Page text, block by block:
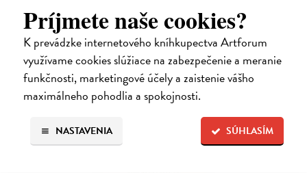
Príjmete naše cookies?
K prevádzke internetového kníhkupectva Artforum
využívame cookies slúžiace na zabezpečenie a meranie
funkčnosti, marketingové účely a zaistenie vášho
maximálneho pohodlia a spokojnosti.
SÚHLASÍM
NASTAVENIA
15,95 €